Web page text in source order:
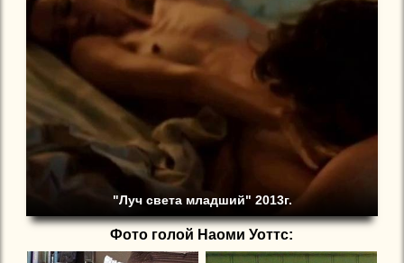
"Луч света младший" 2013г.
Фото голой Наоми Уоттс: